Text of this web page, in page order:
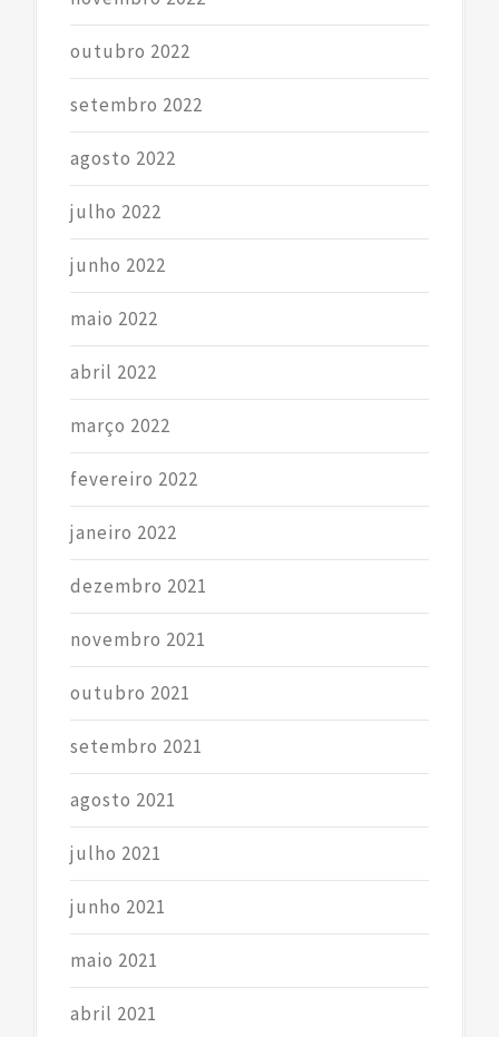
outubro 2022
setembro 2022
agosto 2022
julho 2022
junho 2022
maio 2022
abril 2022
março 2022
fevereiro 2022
janeiro 2022
dezembro 2021
novembro 2021
outubro 2021
setembro 2021
agosto 2021
julho 2021
junho 2021
maio 2021
abril 2021